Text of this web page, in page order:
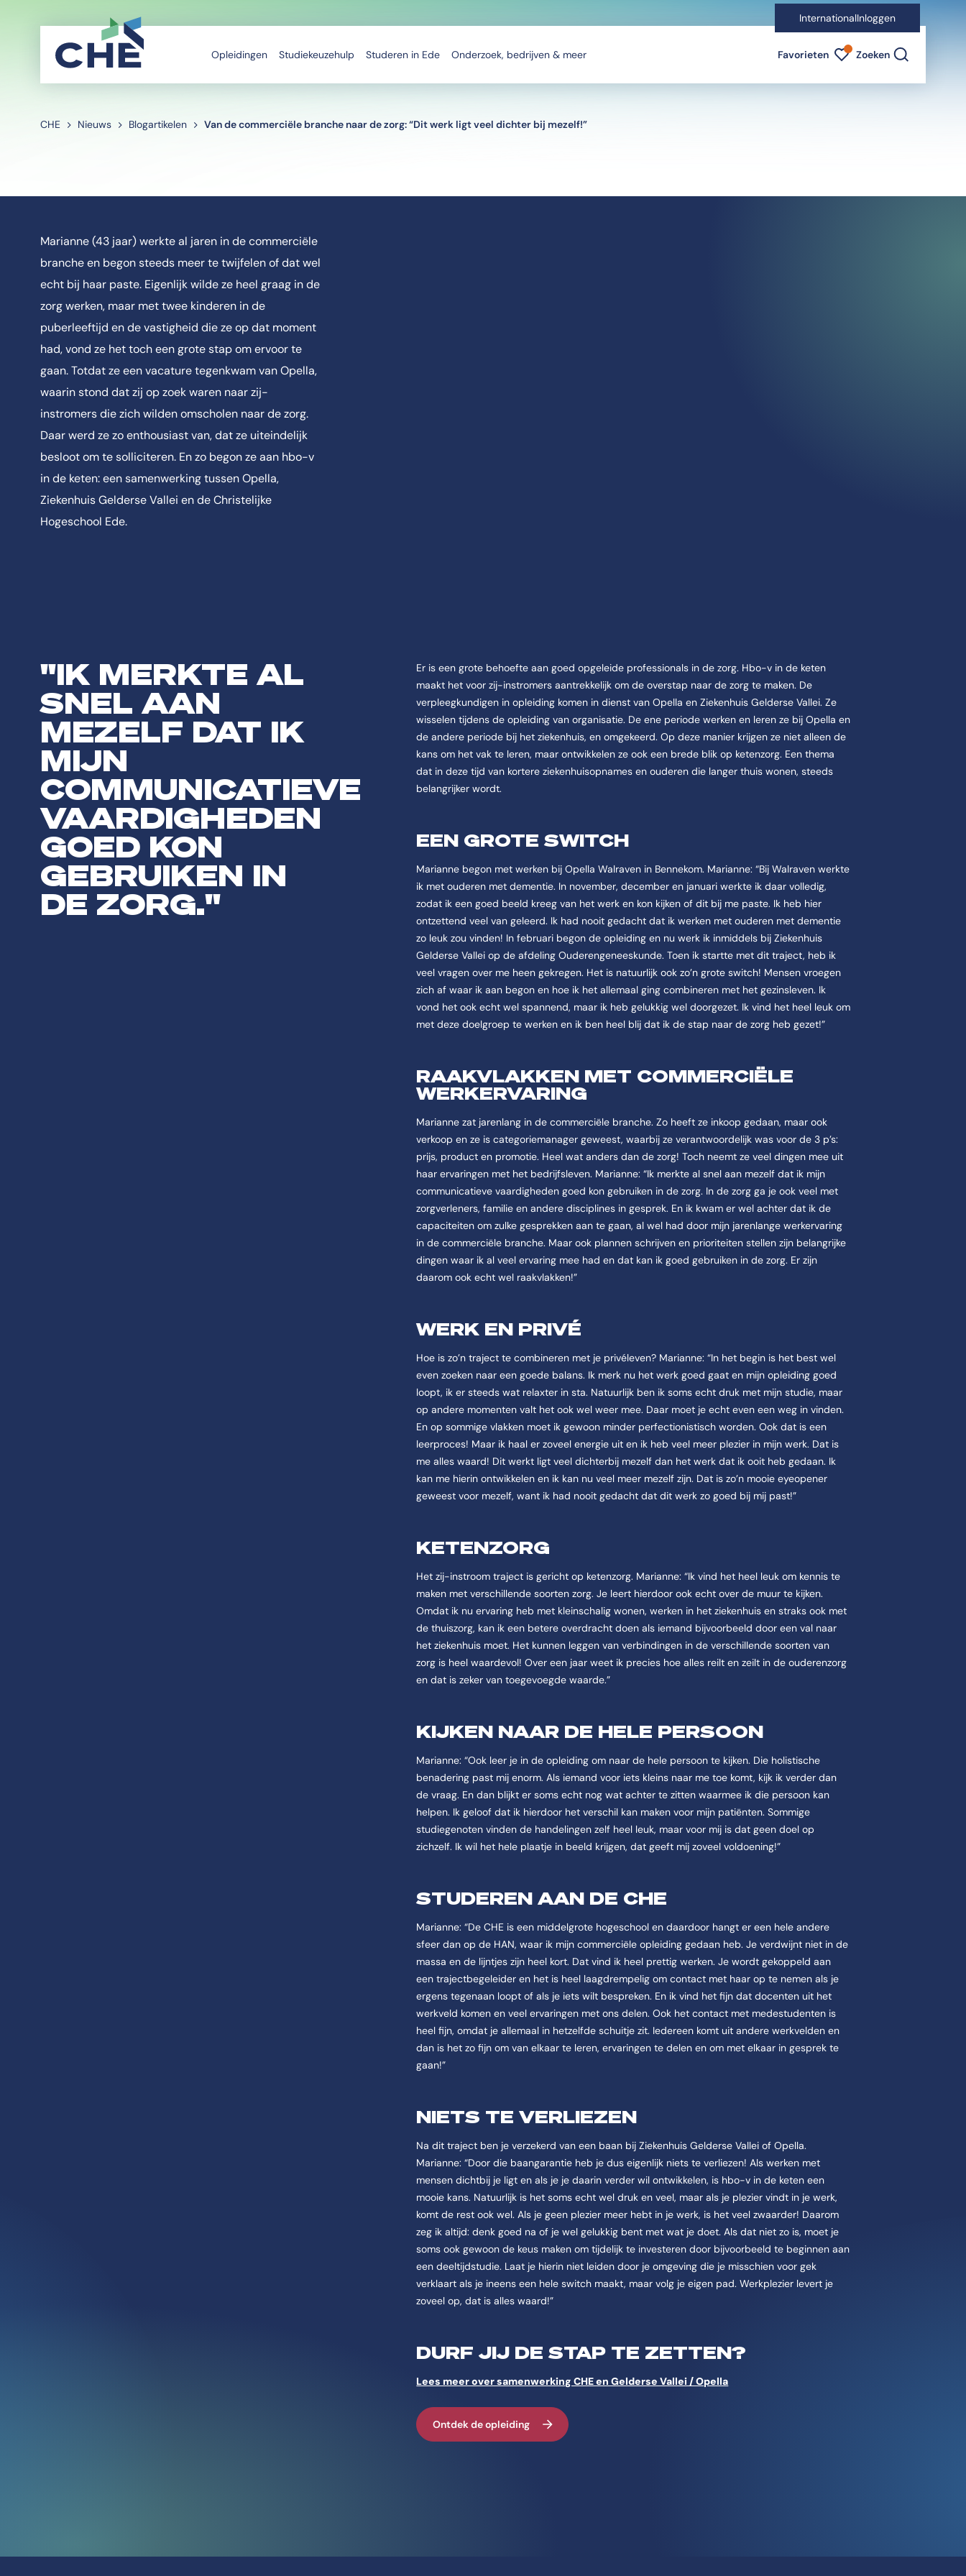
InternationalInloggen
Opleidingen Studiekeuzehulp Studeren in Ede Onderzoek, bedrijven & meer Favorieten Favorieten indicator
Zoeken
CHE Nieuws Blogartikelen Van de commerciële branche naar de zorg: “Dit werk ligt veel dichter bij mezelf!”
Marianne (43 jaar) werkte al jaren in de commerciële
branche en begon steeds meer te twijfelen of dat wel
echt bij haar paste. Eigenlijk wilde ze heel graag in de
zorg werken, maar met twee kinderen in de
puberleeftijd en de vastigheid die ze op dat moment
had, vond ze het toch een grote stap om ervoor te
gaan. Totdat ze een vacature tegenkwam van Opella,
waarin stond dat zij op zoek waren naar zij-
instromers die zich wilden omscholen naar de zorg.
Daar werd ze zo enthousiast van, dat ze uiteindelijk
besloot om te solliciteren. En zo begon ze aan hbo-v
in de keten: een samenwerking tussen Opella,
Ziekenhuis Gelderse Vallei en de Christelijke
Hogeschool Ede.
"IK MERKTE AL
SNEL AAN
MEZELF DAT IK
MIJN
COMMUNICATIEVE
VAARDIGHEDEN
GOED KON
GEBRUIKEN IN
DE ZORG."
Er is een grote behoefte aan goed opgeleide professionals in de zorg. Hbo-v in de keten
maakt het voor zij-instromers aantrekkelijk om de overstap naar de zorg te maken. De
verpleegkundigen in opleiding komen in dienst van Opella en Ziekenhuis Gelderse Vallei. Ze
wisselen tijdens de opleiding van organisatie. De ene periode werken en leren ze bij Opella en
de andere periode bij het ziekenhuis, en omgekeerd. Op deze manier krijgen ze niet alleen de
kans om het vak te leren, maar ontwikkelen ze ook een brede blik op ketenzorg. Een thema
dat in deze tijd van kortere ziekenhuisopnames en ouderen die langer thuis wonen, steeds
belangrijker wordt.
EEN GROTE SWITCH
Marianne begon met werken bij Opella Walraven in Bennekom. Marianne: “Bij Walraven werkte
ik met ouderen met dementie. In november, december en januari werkte ik daar volledig,
zodat ik een goed beeld kreeg van het werk en kon kijken of dit bij me paste. Ik heb hier
ontzettend veel van geleerd. Ik had nooit gedacht dat ik werken met ouderen met dementie
zo leuk zou vinden! In februari begon de opleiding en nu werk ik inmiddels bij Ziekenhuis
Gelderse Vallei op de afdeling Ouderengeneeskunde. Toen ik startte met dit traject, heb ik
veel vragen over me heen gekregen. Het is natuurlijk ook zo’n grote switch! Mensen vroegen
zich af waar ik aan begon en hoe ik het allemaal ging combineren met het gezinsleven. Ik
vond het ook echt wel spannend, maar ik heb gelukkig wel doorgezet. Ik vind het heel leuk om
met deze doelgroep te werken en ik ben heel blij dat ik de stap naar de zorg heb gezet!”
RAAKVLAKKEN MET COMMERCIËLE
WERKERVARING
Marianne zat jarenlang in de commerciële branche. Zo heeft ze inkoop gedaan, maar ook
verkoop en ze is categoriemanager geweest, waarbij ze verantwoordelijk was voor de 3 p’s:
prijs, product en promotie. Heel wat anders dan de zorg! Toch neemt ze veel dingen mee uit
haar ervaringen met het bedrijfsleven. Marianne: “Ik merkte al snel aan mezelf dat ik mijn
communicatieve vaardigheden goed kon gebruiken in de zorg. In de zorg ga je ook veel met
zorgverleners, familie en andere disciplines in gesprek. En ik kwam er wel achter dat ik de
capaciteiten om zulke gesprekken aan te gaan, al wel had door mijn jarenlange werkervaring
in de commerciële branche. Maar ook plannen schrijven en prioriteiten stellen zijn belangrijke
dingen waar ik al veel ervaring mee had en dat kan ik goed gebruiken in de zorg. Er zijn
daarom ook echt wel raakvlakken!”
WERK EN PRIVÉ
Hoe is zo’n traject te combineren met je privéleven? Marianne: “In het begin is het best wel
even zoeken naar een goede balans. Ik merk nu het werk goed gaat en mijn opleiding goed
loopt, ik er steeds wat relaxter in sta. Natuurlijk ben ik soms echt druk met mijn studie, maar
op andere momenten valt het ook wel weer mee. Daar moet je echt even een weg in vinden.
En op sommige vlakken moet ik gewoon minder perfectionistisch worden. Ook dat is een
leerproces! Maar ik haal er zoveel energie uit en ik heb veel meer plezier in mijn werk. Dat is
me alles waard! Dit werkt ligt veel dichterbij mezelf dan het werk dat ik ooit heb gedaan. Ik
kan me hierin ontwikkelen en ik kan nu veel meer mezelf zijn. Dat is zo’n mooie eyeopener
geweest voor mezelf, want ik had nooit gedacht dat dit werk zo goed bij mij past!”
KETENZORG
Het zij-instroom traject is gericht op ketenzorg. Marianne: “Ik vind het heel leuk om kennis te
maken met verschillende soorten zorg. Je leert hierdoor ook echt over de muur te kijken.
Omdat ik nu ervaring heb met kleinschalig wonen, werken in het ziekenhuis en straks ook met
de thuiszorg, kan ik een betere overdracht doen als iemand bijvoorbeeld door een val naar
het ziekenhuis moet. Het kunnen leggen van verbindingen in de verschillende soorten van
zorg is heel waardevol! Over een jaar weet ik precies hoe alles reilt en zeilt in de ouderenzorg
en dat is zeker van toegevoegde waarde.”
KIJKEN NAAR DE HELE PERSOON
Marianne: “Ook leer je in de opleiding om naar de hele persoon te kijken. Die holistische
benadering past mij enorm. Als iemand voor iets kleins naar me toe komt, kijk ik verder dan
de vraag. En dan blijkt er soms echt nog wat achter te zitten waarmee ik die persoon kan
helpen. Ik geloof dat ik hierdoor het verschil kan maken voor mijn patiënten. Sommige
studiegenoten vinden de handelingen zelf heel leuk, maar voor mij is dat geen doel op
zichzelf. Ik wil het hele plaatje in beeld krijgen, dat geeft mij zoveel voldoening!”
STUDEREN AAN DE CHE
Marianne: “De CHE is een middelgrote hogeschool en daardoor hangt er een hele andere
sfeer dan op de HAN, waar ik mijn commerciële opleiding gedaan heb. Je verdwijnt niet in de
massa en de lijntjes zijn heel kort. Dat vind ik heel prettig werken. Je wordt gekoppeld aan
een trajectbegeleider en het is heel laagdrempelig om contact met haar op te nemen als je
ergens tegenaan loopt of als je iets wilt bespreken. En ik vind het fijn dat docenten uit het
werkveld komen en veel ervaringen met ons delen. Ook het contact met medestudenten is
heel fijn, omdat je allemaal in hetzelfde schuitje zit. Iedereen komt uit andere werkvelden en
dan is het zo fijn om van elkaar te leren, ervaringen te delen en om met elkaar in gesprek te
gaan!”
NIETS TE VERLIEZEN
Na dit traject ben je verzekerd van een baan bij Ziekenhuis Gelderse Vallei of Opella.
Marianne: “Door die baangarantie heb je dus eigenlijk niets te verliezen! Als werken met
mensen dichtbij je ligt en als je je daarin verder wil ontwikkelen, is hbo-v in de keten een
mooie kans. Natuurlijk is het soms echt wel druk en veel, maar als je plezier vindt in je werk,
komt de rest ook wel. Als je geen plezier meer hebt in je werk, is het veel zwaarder! Daarom
zeg ik altijd: denk goed na of je wel gelukkig bent met wat je doet. Als dat niet zo is, moet je
soms ook gewoon de keus maken om tijdelijk te investeren door bijvoorbeeld te beginnen aan
een deeltijdstudie. Laat je hierin niet leiden door je omgeving die je misschien voor gek
verklaart als je ineens een hele switch maakt, maar volg je eigen pad. Werkplezier levert je
zoveel op, dat is alles waard!”
DURF JIJ DE STAP TE ZETTEN?
Lees meer over samenwerking CHE en Gelderse Vallei / Opella
Ontdek de opleiding